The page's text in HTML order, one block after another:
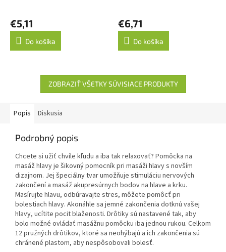
€5,11
Do košíka
hodnotenie
produktu
5,0
hviezdičiek.
€6,71
Do košíka
ZOBRAZIŤ VŠETKY SÚVISIACE PRODUKTY
Popis Diskusia
Podrobný popis
Chcete si užiť chvíle kľudu a iba tak relaxovať? Pomôcka na
masáž hlavy je šikovný pomocník pri masáži hlavy s novším
dizajnom. Jej špeciálny tvar umožňuje stimuláciu nervových
zakončení a masáž akupresúrnych bodov na hlave a krku.
Masírujte hlavu, odbúravajte stres, môžete pomôcť pri
bolestiach hlavy. Akonáhle sa jemné zakončenia dotknú vašej
hlavy, ucítite pocit blaženosti. Drôtiky sú nastavené tak, aby
bolo možné ovládať masážnu pomôcku iba jednou rukou. Celkom
12 pružných drôtikov, ktoré sa neohýbajú a ich zakončenia sú
chránené plastom, aby nespôsobovali bolesť.